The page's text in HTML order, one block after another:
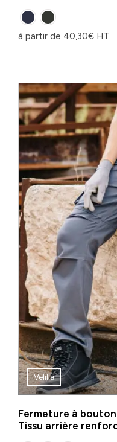
à partir de 40,30€ HT
Velilla
Fermeture à
Tissu arrière